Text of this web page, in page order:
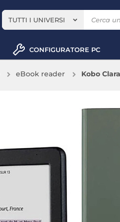
TUTTI I UNIVERSI
CONFIGURATORE PC
eBook reader Kobo